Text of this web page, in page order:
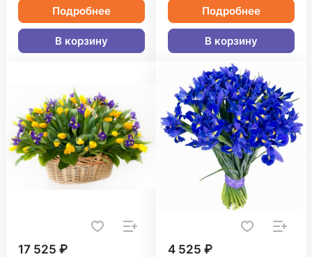
Подробнее
В корзину
Подробнее
В корзину
17 525 ₽ 4 525 ₽